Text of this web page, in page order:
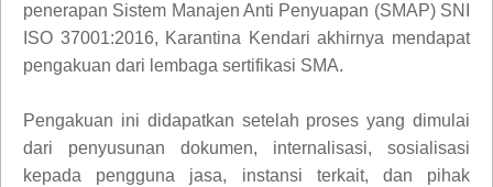
penerapan Sistem Manajen Anti Penyuapan (SMAP) SNI
ISO 37001:2016, Karantina Kendari akhirnya mendapat
pengakuan dari lembaga sertifikasi SMA.
Pengakuan ini didapatkan setelah proses yang dimulai
dari penyusunan dokumen, internalisasi, sosialisasi
kepada pengguna jasa, instansi terkait, dan pihak